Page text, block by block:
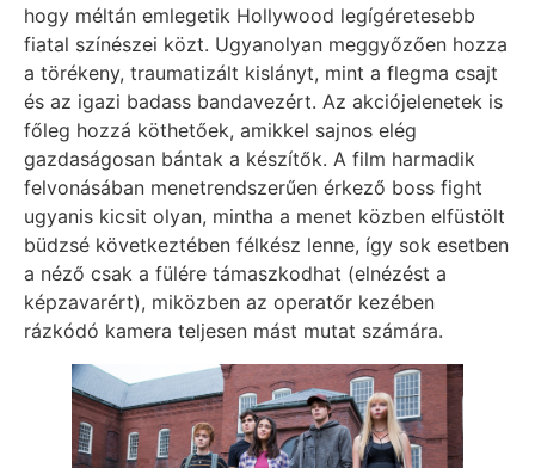
hogy méltán emlegetik Hollywood legígéretesebb
fiatal színészei közt. Ugyanolyan meggyőzően hozza
a törékeny, traumatizált kislányt, mint a flegma csajt
és az igazi badass bandavezért. Az akciójelenetek is
főleg hozzá köthetőek, amikkel sajnos elég
gazdaságosan bántak a készítők. A film harmadik
felvonásában menetrendszerűen érkező boss fight
ugyanis kicsit olyan, mintha a menet közben elfüstölt
büdzsé következtében félkész lenne, így sok esetben
a néző csak a fülére támaszkodhat (elnézést a
képzavarért), miközben az operatőr kezében
rázkódó kamera teljesen mást mutat számára.